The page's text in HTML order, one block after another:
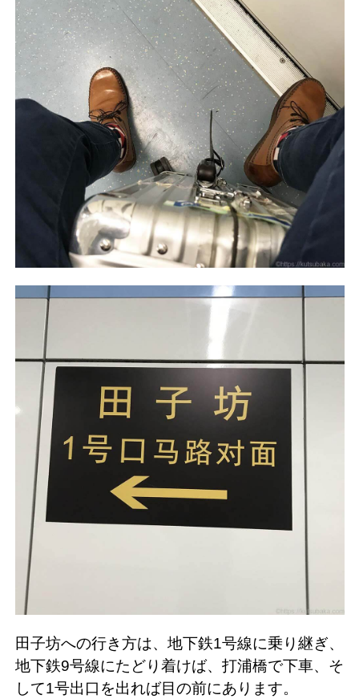
田子坊への行き方は、地下鉄1号線に乗り継ぎ、
地下鉄9号線にたどり着けば、打浦橋で下車、そ
して1号出口を出れば目の前にあります。